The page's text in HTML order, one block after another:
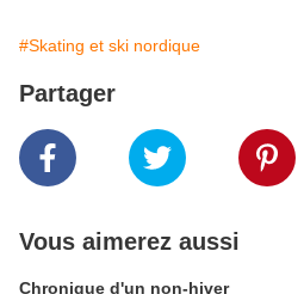
#Skating et ski nordique
Partager
Vous aimerez aussi
Chronique d'un non-hiver